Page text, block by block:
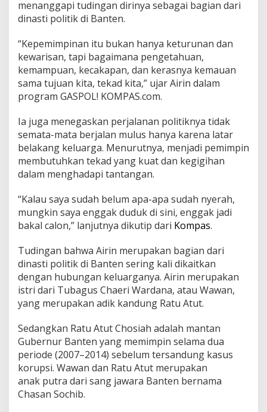
r
i
R
a
h
m
i
i
a
n
y
K
p
e
m
i
p
n
a
n
B
a
n
S
o
a
menanggapi tudingan dirinya sebagai bagian dari
dinasti politik di Banten.
“Kepemimpinan itu bukan hanya keturunan dan
kewarisan, tapi bagaimana pengetahuan,
kemampuan, kecakapan, dan kerasnya kemauan
sama tujuan kita, tekad kita,” ujar Airin dalam
program GASPOL! KOMPAS.com.
Ia juga menegaskan perjalanan politiknya tidak
semata-mata berjalan mulus hanya karena latar
belakang keluarga. Menurutnya, menjadi pemimpin
membutuhkan tekad yang kuat dan kegigihan
dalam menghadapi tantangan.
“Kalau saya sudah belum apa-apa sudah nyerah,
mungkin saya enggak duduk di sini, enggak jadi
bakal calon,” lanjutnya dikutip dari Kompas.
Tudingan bahwa Airin merupakan bagian dari
dinasti politik di Banten sering kali dikaitkan
dengan hubungan keluarganya. Airin merupakan
istri dari Tubagus Chaeri Wardana, atau Wawan,
yang merupakan adik kandung Ratu Atut.
Sedangkan Ratu Atut Chosiah adalah mantan
Gubernur Banten yang memimpin selama dua
periode (2007–2014) sebelum tersandung kasus
korupsi. Wawan dan Ratu Atut merupakan
anak putra dari sang jawara Banten bernama
Chasan Sochib.